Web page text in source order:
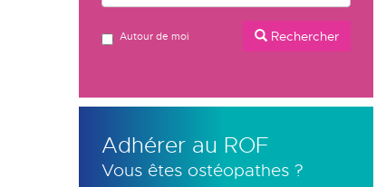
Autour de moi Rechercher
Adhérer au ROF
Vous êtes ostéopathes ?